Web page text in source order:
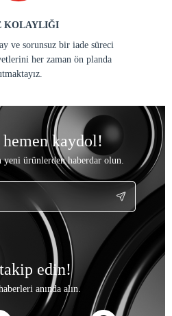
KOLAYLIĞI
ve sorunsuz bir iade süreci
her zaman ön planda
kaydol!
yeni ürünlerden haberdar olun.
edin!
anında alın.